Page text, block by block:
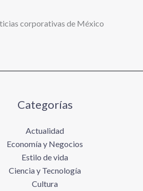
corporativas de México
Categorías
Actualidad
Economía y Negocios
Estilo de vida
Ciencia y Tecnología
Cultura